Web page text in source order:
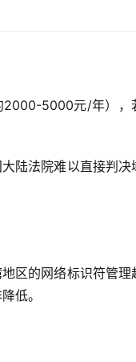
2000-5000元/年），
陆法院难以直接判决
区的网络标识符管理
低。